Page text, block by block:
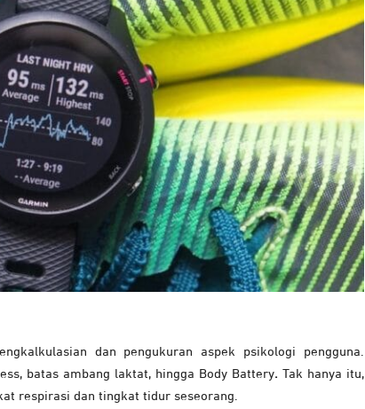
dan pengukuran aspek psikologi pengguna.
batas ambang laktat, hingga Body Battery. Tak hanya itu,
respirasi dan tingkat tidur seseorang.